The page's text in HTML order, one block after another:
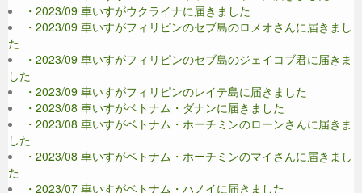
・2023/09 車いすがウクライナに届きました
・2023/09 車いすがフィリピンのセブ島のロメオさんに届きまし
た
・2023/09 車いすがフィリピンのセブ島のジェイコブ君に届きま
した
・2023/09 車いすがフィリピンのレイテ島に届きました
・2023/08 車いすがベトナム・ダナンに届きました
・2023/08 車いすがベトナム・ホーチミンのローンさんに届きま
した
・2023/08 車いすがベトナム・ホーチミンのマイさんに届きまし
た
・2023/07 車いすがベトナム・ハノイに届きました